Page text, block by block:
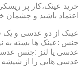
خرید عینک،کار پر
اعتماد باشید و چشمان
عینک از دو عدسی و یک
جنس :عینک ها بسته به
عدسی هایی را از